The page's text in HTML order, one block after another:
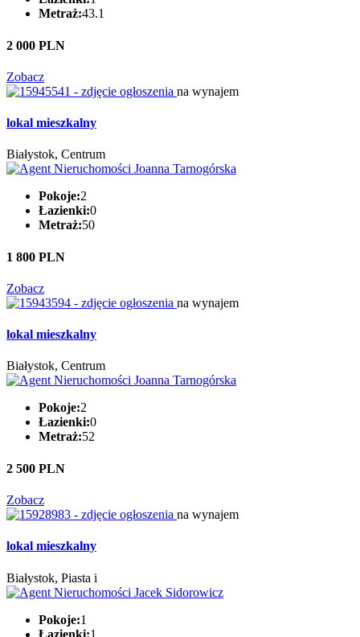
Metraż:43.1
2 000 PLN
Zobacz
na wynajem
lokal mieszkalny
Białystok, Centrum
Pokoje:2
Łazienki:0
Metraż:50
1 800 PLN
Zobacz
na wynajem
lokal mieszkalny
Białystok, Centrum
Pokoje:2
Łazienki:0
Metraż:52
2 500 PLN
Zobacz
na wynajem
lokal mieszkalny
Białystok, Piasta i
Pokoje:1
Łazienki:1